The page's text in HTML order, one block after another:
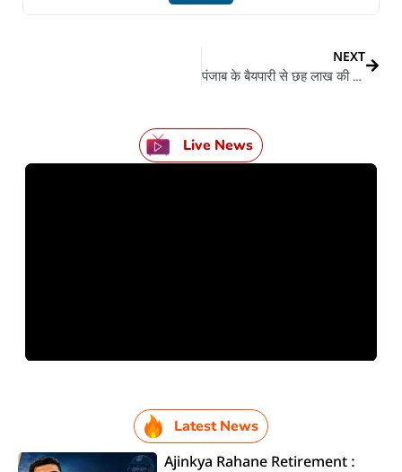
NEXT
पंजाब के बैयपारी से छह लाख की लूट
Live News
Latest News
Ajinkya Rahane Retirement :